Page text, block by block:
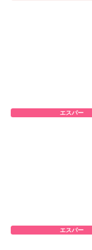
エスパー
エスパー